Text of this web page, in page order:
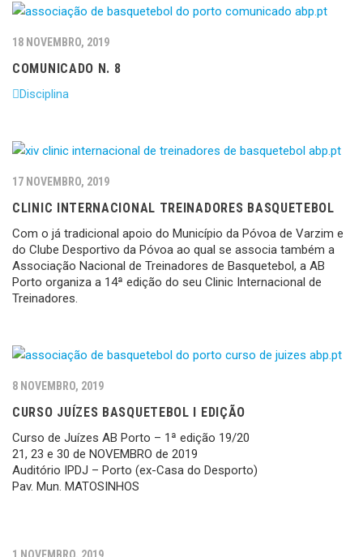
18 NOVEMBRO, 2019
COMUNICADO N. 8
Disciplina
17 NOVEMBRO, 2019
CLINIC INTERNACIONAL TREINADORES BASQUETEBOL
Com o já tradicional apoio do Município da Póvoa de Varzim e
do Clube Desportivo da Póvoa ao qual se associa também a
Associação Nacional de Treinadores de Basquetebol, a AB
Porto organiza a 14ª edição do seu Clinic Internacional de
Treinadores.
8 NOVEMBRO, 2019
CURSO JUÍZES BASQUETEBOL I EDIÇÃO
Curso de Juízes AB Porto – 1ª edição 19/20
21, 23 e 30 de NOVEMBRO de 2019
Auditório IPDJ – Porto (ex-Casa do Desporto)
Pav. Mun. MATOSINHOS